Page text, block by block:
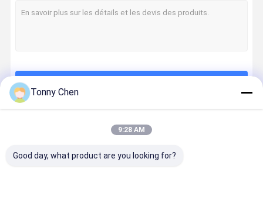
Tonny Chen
9:28 AM
Good day, what product are you looking for?